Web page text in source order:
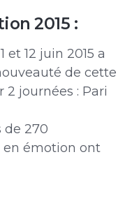
2015 :
et 12 juin 2015 a
de cette
2 journées : Pari
de 270
en émotion ont